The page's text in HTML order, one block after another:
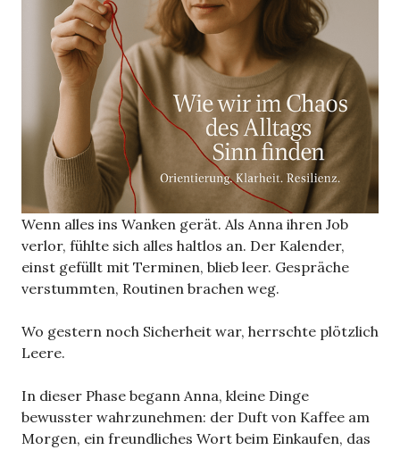
Wenn alles ins Wanken gerät. Als Anna ihren Job
verlor, fühlte sich alles haltlos an. Der Kalender,
einst gefüllt mit Terminen, blieb leer. Gespräche
verstummten, Routinen brachen weg.
Wo gestern noch Sicherheit war, herrschte plötzlich
Leere.
In dieser Phase begann Anna, kleine Dinge
bewusster wahrzunehmen: der Duft von Kaffee am
Morgen, ein freundliches Wort beim Einkaufen, das